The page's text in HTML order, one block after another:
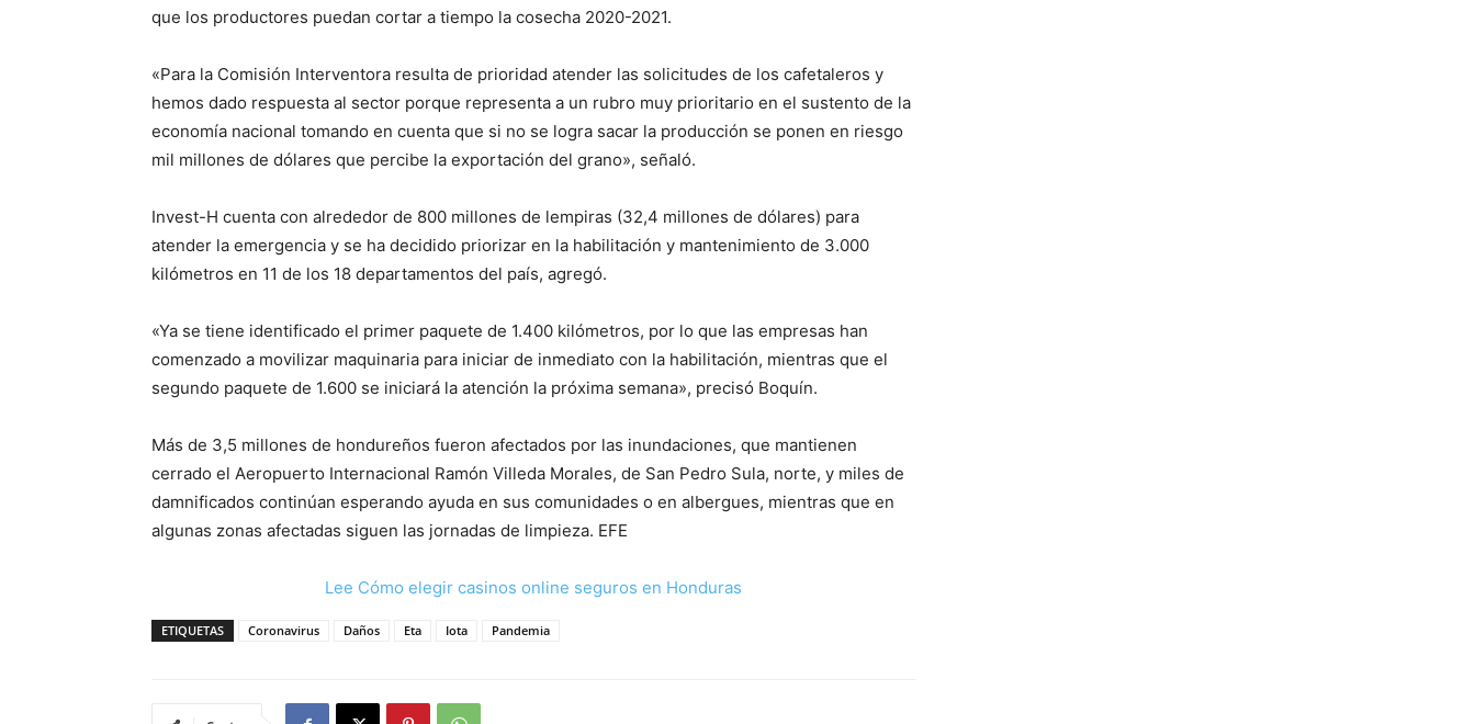
que los productores puedan cortar a tiempo la cosecha 2020-2021.
«Para la Comisión Interventora resulta de prioridad atender las solicitudes de los cafetaleros y
hemos dado respuesta al sector porque representa a un rubro muy prioritario en el sustento de la
economía nacional tomando en cuenta que si no se logra sacar la producción se ponen en riesgo
mil millones de dólares que percibe la exportación del grano», señaló.
Invest-H cuenta con alrededor de 800 millones de lempiras (32,4 millones de dólares) para
atender la emergencia y se ha decidido priorizar en la habilitación y mantenimiento de 3.000
kilómetros en 11 de los 18 departamentos del país, agregó.
«Ya se tiene identificado el primer paquete de 1.400 kilómetros, por lo que las empresas han
comenzado a movilizar maquinaria para iniciar de inmediato con la habilitación, mientras que el
segundo paquete de 1.600 se iniciará la atención la próxima semana», precisó Boquín.
Más de 3,5 millones de hondureños fueron afectados por las inundaciones, que mantienen
cerrado el Aeropuerto Internacional Ramón Villeda Morales, de San Pedro Sula, norte, y miles de
damnificados continúan esperando ayuda en sus comunidades o en albergues, mientras que en
algunas zonas afectadas siguen las jornadas de limpieza. EFE
Lee Cómo elegir casinos online seguros en Honduras
ETIQUETAS Coronavirus Daños Eta Iota Pandemia